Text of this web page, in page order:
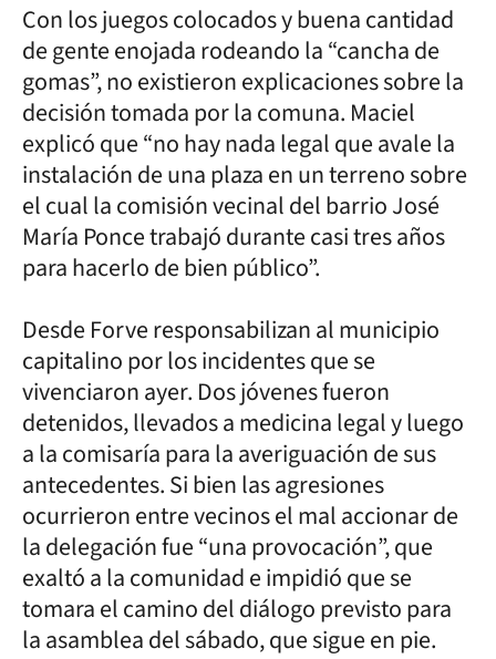
Con los juegos colocados y buena cantidad
de gente enojada rodeando la “cancha de
gomas”, no existieron explicaciones sobre la
decisión tomada por la comuna. Maciel
explicó que “no hay nada legal que avale la
instalación de una plaza en un terreno sobre
el cual la comisión vecinal del barrio José
María Ponce trabajó durante casi tres años
para hacerlo de bien público”.
Desde Forve responsabilizan al municipio
capitalino por los incidentes que se
vivenciaron ayer. Dos jóvenes fueron
detenidos, llevados a medicina legal y luego
a la comisaría para la averiguación de sus
antecedentes. Si bien las agresiones
ocurrieron entre vecinos el mal accionar de
la delegación fue “una provocación”, que
exaltó a la comunidad e impidió que se
tomara el camino del diálogo previsto para
la asamblea del sábado, que sigue en pie.